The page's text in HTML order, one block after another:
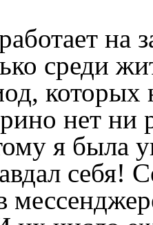
на
среди
которых
нет ни
я была
себя!